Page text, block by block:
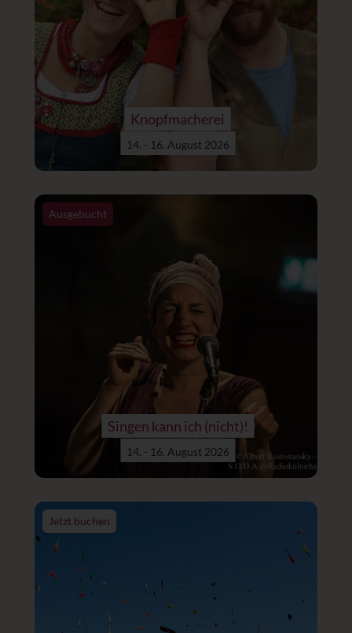
Knopfmacherei
14. - 16. August 2026
Ausgebucht
Singen kann ich (nicht)!
14. - 16. August 2026
Jetzt buchen